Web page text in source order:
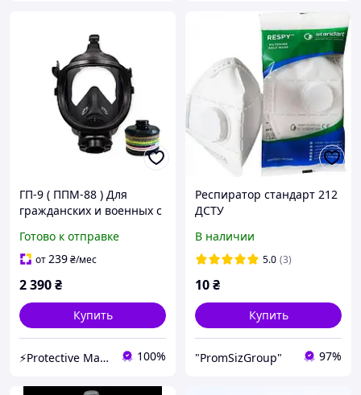
ГП-9 ( ППМ-88 ) Для
гражданских и военных с
угольным фильтром
Готово к отправке
от239₴/мес
2 390₴
Купить
⚡️Protective Market⚡️- НАЛИЧНЫЙ И БЕЗНАЛИЧНЫЙ РАСЧЕТ , НДС 100%
Респиратор стандарт 212
ДСТУ
В наличии
5.0 (3)
10₴
Купить
"PromSizGroup" 97%